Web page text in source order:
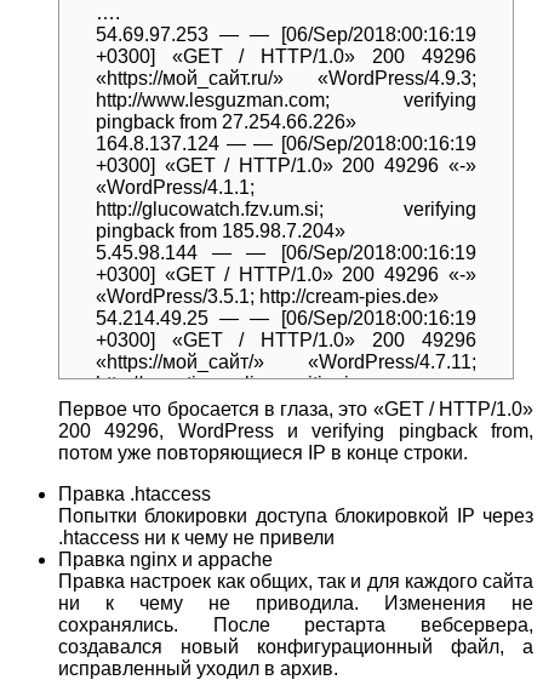
….
54.69.97.253 — — [06/Sep/2018:00:16:19
+0300] «GET / HTTP/1.0» 200 49296
«https://мой_сайт.ru/» «WordPress/4.9.3;
http://www.lesguzman.com; verifying
pingback from 27.254.66.226»
164.8.137.124 — — [06/Sep/2018:00:16:19
+0300] «GET / HTTP/1.0» 200 49296 «-»
«WordPress/4.1.1;
http://glucowatch.fzv.um.si; verifying
pingback from 185.98.7.204»
5.45.98.144 — — [06/Sep/2018:00:16:19
+0300] «GET / HTTP/1.0» 200 49296 «-»
«WordPress/3.5.1; http://cream-pies.de»
54.214.49.25 — — [06/Sep/2018:00:16:19
+0300] «GET / HTTP/1.0» 200 49296
«https://мой_сайт/» «WordPress/4.7.11;
http://reporting.onlinepositioning.com;
verifying pingback from 128.199.239.233»
61.219.17.223 — — [06/Sep/2018:00:16:19
+0300] «GET / HTTP/1.0» 200 49296
http://knifewindow.com; verifying pingback
from 27.254.66.226»
54.208.65.81 — — [06/Sep/2018:00:16:19
+0300] «GET / HTTP/1.0» 200 49296 «-»
«WordPress/4.3.17; http://54.208.65.81;
verifying pingback from 27.254.66.226»
82.139.182.150 — —
[06/Sep/2018:00:16:19 +0300] «GET /
HTTP/1.0» 200 49296 «-»
Первое что бросается в глаза, это «GET / HTTP/1.0»
200 49296, WordPress и verifying pingback from,
потом уже повторяющиеся IP в конце строки.
Правка .htaccess
Попытки блокировки доступа блокировкой IP через
.htaccess ни к чему не привели
Правка nginx и appache
Правка настроек как общих, так и для каждого сайта
ни к чему не приводила. Изменения не
сохранялись. После рестарта вебсервера,
создавался новый конфигурационный файл, а
исправленный уходил в архив.